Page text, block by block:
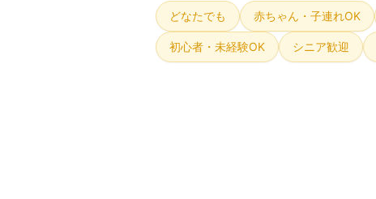
どなたでも 赤ちゃん・子連れOK
初心者・未経験OK シニア歓迎